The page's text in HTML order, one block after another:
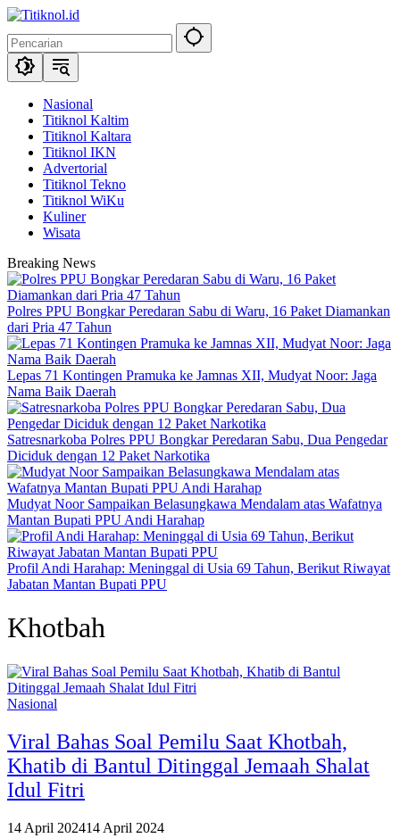
Langsung
konten
Nasional
Titiknol Kaltim
Titiknol Kaltara
Titiknol IKN
Advertorial
Titiknol Tekno
Titiknol WiKu
Kuliner
Wisata
Breaking News
Polres PPU Bongkar Peredaran Sabu di Waru, 16 Paket Diamankan
dari Pria 47 Tahun
Lepas 71 Kontingen Pramuka ke Jamnas XII, Mudyat Noor: Jaga
Nama Baik Daerah
Satresnarkoba Polres PPU Bongkar Peredaran Sabu, Dua Pengedar
Diciduk dengan 12 Paket Narkotika
Mudyat Noor Sampaikan Belasungkawa Mendalam atas Wafatnya
Mantan Bupati PPU Andi Harahap
Profil Andi Harahap: Meninggal di Usia 69 Tahun, Berikut Riwayat
Jabatan Mantan Bupati PPU
Khotbah
Nasional
Viral Bahas Soal Pemilu Saat Khotbah,
Khatib di Bantul Ditinggal Jemaah Shalat
Idul Fitri
14 April 202414 April 2024